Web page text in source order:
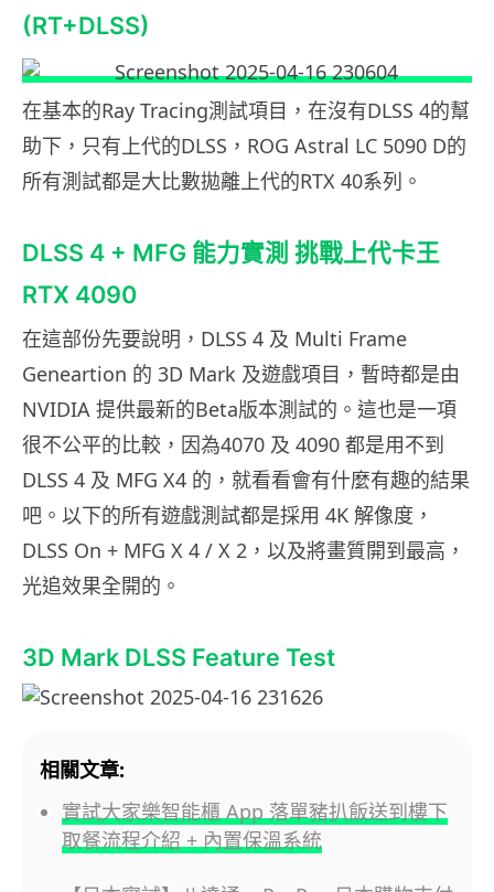
(RT+DLSS)
在基本的Ray Tracing測試項目，在沒有DLSS 4的幫
助下，只有上代的DLSS，ROG Astral LC 5090 D的
所有測試都是大比數拋離上代的RTX 40系列。
DLSS 4 + MFG 能力實測 挑戰上代卡王
RTX 4090
在這部份先要說明，DLSS 4 及 Multi Frame
Geneartion 的 3D Mark 及遊戲項目，暫時都是由
NVIDIA 提供最新的Beta版本測試的。這也是一項
很不公平的比較，因為4070 及 4090 都是用不到
DLSS 4 及 MFG X4 的，就看看會有什麼有趣的結果
吧。以下的所有遊戲測試都是採用 4K 解像度，
DLSS On + MFG X 4 / X 2，以及將畫質開到最高，
光追效果全開的。
3D Mark DLSS Feature Test
相關文章:
實試大家樂智能櫃 App 落單豬扒飯送到樓下
取餐流程介紹 + 內置保溫系統